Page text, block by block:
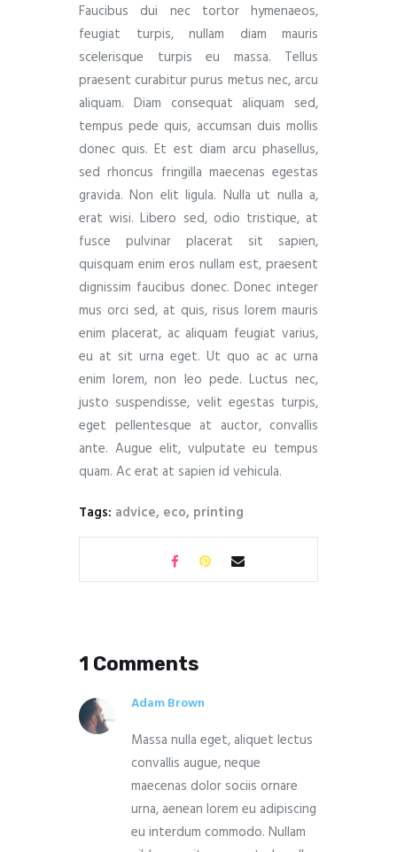
Faucibus dui nec tortor hymenaeos,
feugiat turpis, nullam diam mauris
scelerisque turpis eu massa. Tellus
praesent curabitur purus metus nec, arcu
aliquam. Diam consequat aliquam sed,
tempus pede quis, accumsan duis mollis
donec quis. Et est diam arcu phasellus,
sed rhoncus fringilla maecenas egestas
gravida. Non elit ligula. Nulla ut nulla a,
erat wisi. Libero sed, odio tristique, at
fusce pulvinar placerat sit sapien,
quisquam enim eros nullam est, praesent
dignissim faucibus donec. Donec integer
mus orci sed, at quis, risus lorem mauris
enim placerat, ac aliquam feugiat varius,
eu at sit urna eget. Ut quo ac ac urna
enim lorem, non leo pede. Luctus nec,
justo suspendisse, velit egestas turpis,
eget pellentesque at auctor, convallis
ante. Augue elit, vulputate eu tempus
quam. Ac erat at sapien id vehicula.
Tags: advice, eco, printing
1 Comments
Adam Brown
Massa nulla eget, aliquet lectus
convallis augue, neque
maecenas dolor sociis ornare
urna, aenean lorem eu adipiscing
eu interdum commodo. Nullam